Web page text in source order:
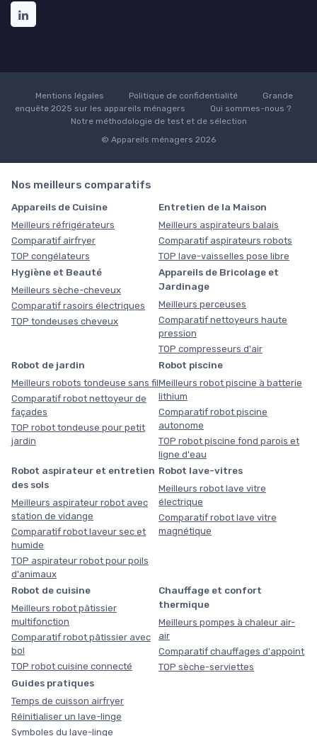
Mentions légales Politique de confidentialité
Grande
enquête 2025 sur les appareils ménagers
Qui sommes-nous ?
Notre méthodologie de test et de sélection
© Appareils ménagers 2026
Nos meilleurs comparatifs
Appareils de Cuisine
Meilleurs réfrigérateurs
Comparatif airfryer
TOP congélateurs
Entretien de la Maison
Meilleurs aspirateurs balais
Comparatif aspirateurs robots
TOP lave-vaisselles pose libre
Hygiène et Beauté
Meilleurs sèche-cheveux
Comparatif rasoirs électriques
TOP tondeuses cheveux
Appareils de Bricolage et
Jardinage
Meilleurs perceuses
Comparatif nettoyeurs haute
pression
TOP compresseurs d'air
Robot de jardin
Meilleurs robots tondeuse sans fil
Comparatif robot nettoyeur de
façades
TOP robot tondeuse pour petit
jardin
Robot piscine
Meilleurs robot piscine à batterie
lithium
Comparatif robot piscine
autonome
TOP robot piscine fond parois et
ligne d'eau
Robot aspirateur et entretien
des sols
Meilleurs aspirateur robot avec
station de vidange
Comparatif robot laveur sec et
humide
TOP aspirateur robot pour poils
d'animaux
Robot lave-vitres
Meilleurs robot lave vitre
électrique
Comparatif robot lave vitre
magnétique
Robot de cuisine
Meilleurs robot pâtissier
multifonction
Comparatif robot pâtissier avec
bol
TOP robot cuisine connecté
Chauffage et confort
thermique
Meilleurs pompes à chaleur air-
air
Comparatif chauffages d'appoint
TOP sèche-serviettes
Guides pratiques
Temps de cuisson airfryer
Réinitialiser un lave-linge
Symboles du lave-linge